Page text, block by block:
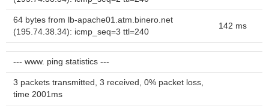
64 bytes from lb-apache01.atm.binero.net
(195.74.38.34): icmp_seq=3 ttl=240
142 ms
--- www. ping statistics ---
3 packets transmitted, 3 received, 0% packet loss,
time 2001ms